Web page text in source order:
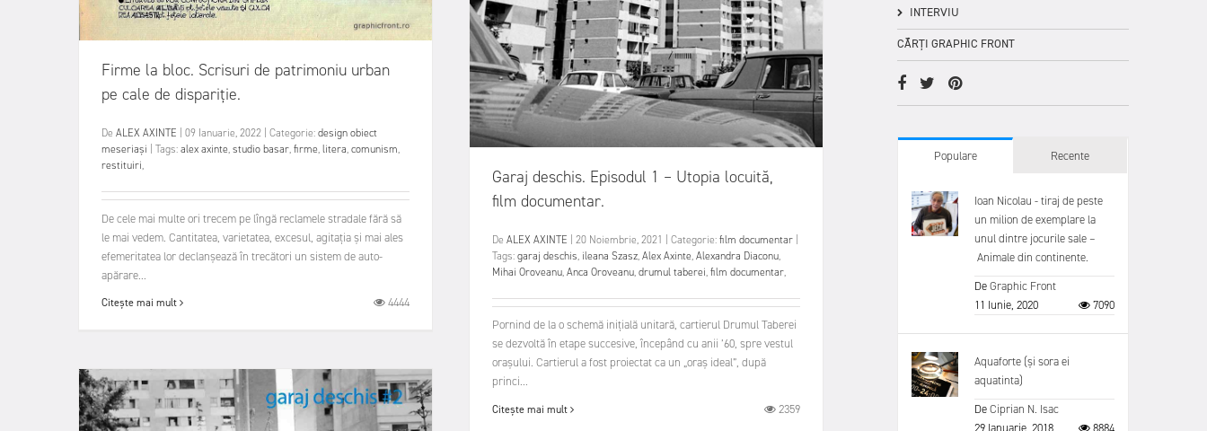
Firme la bloc. Scrisuri de patrimoniu urban
pe cale de dispariție.
De ALEX AXINTE 09 Ianuarie, 2022 Categorie:design obiect
meseriași
Tags:alex axinte,studio basar,firme,litera,comunism,
restituiri,
De cele mai multe ori trecem pe lîngă reclamele stradale fără să
le mai vedem. Cantitatea, varietatea, excesul, agitația și mai ales
efemeritatea lor declanșează în trecători un sistem de auto-
apărare...
Citește mai mult 4444
Garaj deschis. Episodul 1 – Utopia locuită,
film documentar.
De ALEX AXINTE 20 Noiembrie, 2021 Categorie:film documentar
Tags:garaj deschis, ileana Szasz,Alex Axinte,Alexandra Diaconu,
Mihai Oroveanu,Anca Oroveanu,drumul taberei,film documentar,
Pornind de la o schemă inițială unitară, cartierul Drumul Taberei
se dezvoltă în etape succesive, începând cu anii ’60, spre vestul
orașului. Cartierul a fost proiectat ca un „oraș ideal”, după
princi...
Citește mai mult 2359
INTERVIU
CĂRȚI GRAPHIC FRONT
Populare Recente
Ioan Nicolau - tiraj de peste
un milion de exemplare la
unul dintre jocurile sale –
Animale din continente.
DeGraphic Front
11 Iunie, 2020
7090
Aquaforte (și sora ei
aquatinta)
DeCiprian N. Isac
29 Ianuarie, 2018
8884